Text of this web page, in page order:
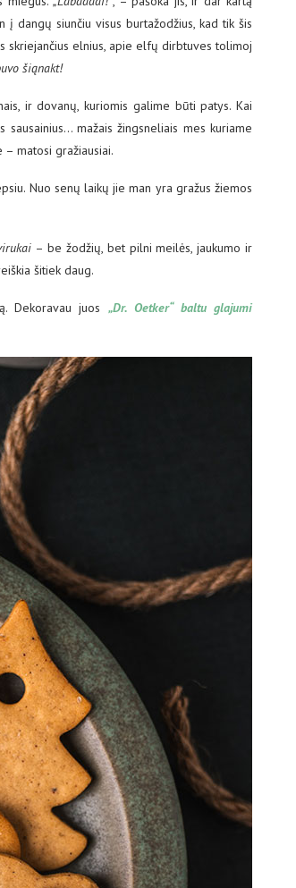
į dangų siunčiu visus burtažodžius, kad tik šis
skriejančius elnius, apie elfų dirbtuves tolimoj
šiąnakt!
ir dovanų, kuriomis galime būti patys. Kai
mažais žingsneliais mes kuriame
matosi gražiausiai.
Nuo senų laikų jie man yra gražus žiemos
– be žodžių, bet pilni meilės, jaukumo ir
šitiek daug.
Dekoravau juos „Dr. Oetker“ baltu glajumi